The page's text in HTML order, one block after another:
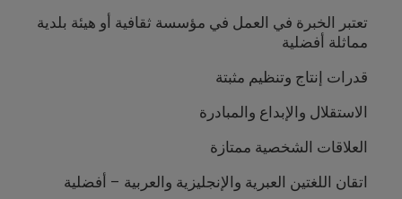
تعتبر الخبرة في العمل في مؤسسة ثقافية أو هيئة بلدية
مماثلة أفضلية
قدرات إنتاج وتنظيم مثبتة
الاستقلال والإبداع والمبادرة
العلاقات الشخصية ممتازة
اتقان اللغتين العبرية والإنجليزية والعربية – أفضلية